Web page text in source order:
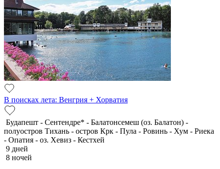
В поисках лета: Венгрия + Хорватия
Будапешт - Сентендре* - Балатонсемеш (оз. Балатон) -
полуостров Тихань - остров Крк - Пула - Ровинь - Хум - Риека
- Опатия - оз. Хевиз - Кестхей
9 дней
8 ночей